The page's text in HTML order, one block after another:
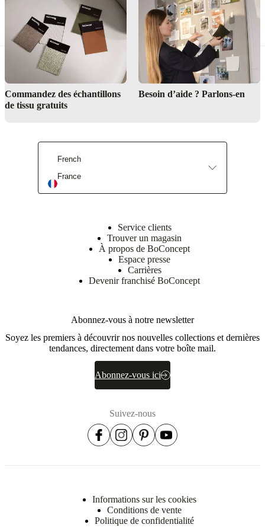
Commandez des échantillons
de tissu gratuits
Besoin d’aide ? Parlons-en
French
France
Service clients
Trouver un magasin
À propos de BoConcept
Espace presse
Carrières
Devenir franchisé BoConcept
Abonnez-vous à notre newsletter
Soyez les premiers à découvrir nos nouvelles collections et dernières
tendances, directement dans votre boîte mail.
Abonnez-vous ici
Suivez-nous
Informations sur les cookies
Conditions de vente
Politique de confidentialité